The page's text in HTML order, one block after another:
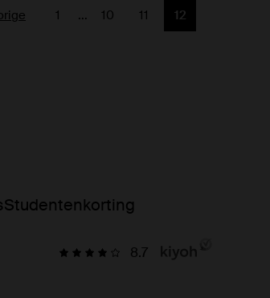
Pagina
1 ...
Vorige
10
Vorige
11
Huidige pagina
12
Studentenkorting
8.7